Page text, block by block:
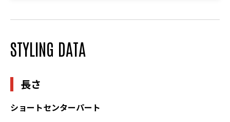
STYLING DATA
長さ
ショートセンターパート